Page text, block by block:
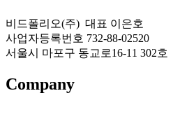
비드폴리오(주) 대표 이은호
사업자등록번호 732-88-02520
서울시 마포구 동교로16-11 302호
Company